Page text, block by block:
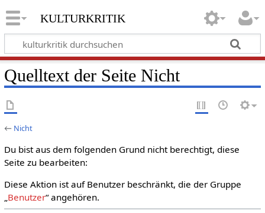
kulturkritik
Quelltext der Seite Nicht
← Nicht
Du bist aus dem folgenden Grund nicht berechtigt, diese
Seite zu bearbeiten:
Diese Aktion ist auf Benutzer beschränkt, die der Gruppe
„Benutzer“ angehören.